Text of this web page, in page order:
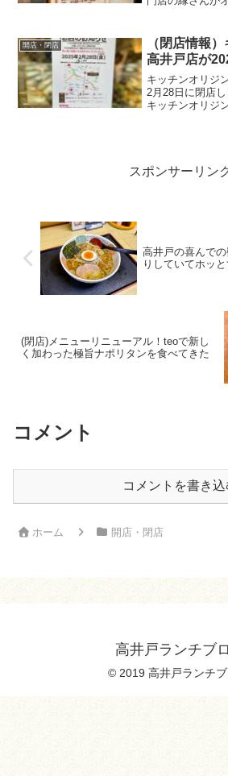
開店・閉店
（閉店情報
高井戸店が
キッチンオリジ
2月28日に閉店
キッチンオリジ
スポンサーリン
高井戸の喜んで
りしていてホッと
(閉店)メニューリニューアル！teoで新し
く加わった極旨ナポリタンを食べてきた
コメント
コメントを書き込
ホーム 開店・閉店
高井戸ランチブ
© 2019 高井戸ランチブ